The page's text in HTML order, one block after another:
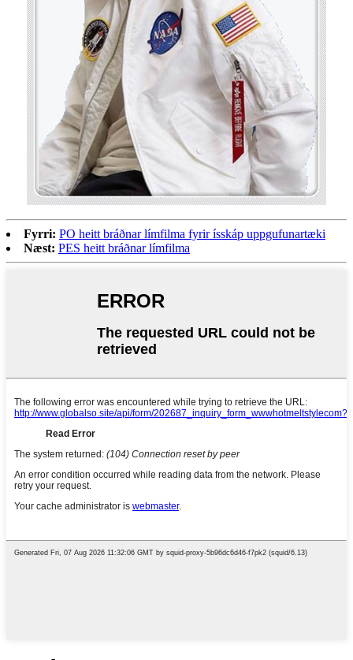
Fyrri: PO heitt bráðnar límfilma fyrir ísskáp uppgufunartæki
Næst: PES heitt bráðnar límfilma